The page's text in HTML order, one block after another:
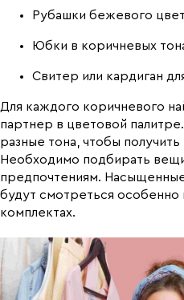
Рубашки бежевого
Юбки в коричневых
Свитер или кардиган
Для каждого коричневого
партнер в цветовой
разные тона, чтобы
Необходимо подбирать
предпочтениям.
будут смотреться особенно
комплектах.